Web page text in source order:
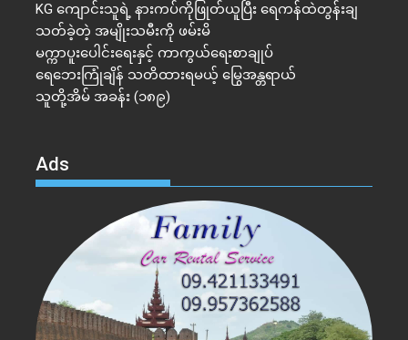
KG ကျောင်းသူရဲ့ နားကပ်ကိုဖြုတ်ယူပြီး ရေကန်ထဲတွန်းချ
သတ်ခဲ့တဲ့ အမျိုးသမီးကို ဖမ်းမိ
မက္ကာပူးပေါင်းရေးနှင့် ကာကွယ်ရေးစာချုပ်
ရေဘေးကြုံချိန် သတိထားရမယ့် မြွေအန္တရာယ်
သူတို့အိမ် အခန်း (၁၈၉)
Ads